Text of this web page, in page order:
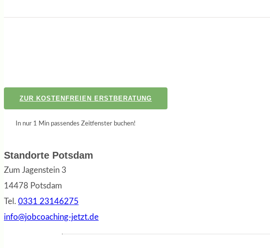
ZUR KOSTENFREIEN ERSTBERATUNG
In nur 1 Min passendes Zeitfenster buchen!
Standorte Potsdam
Zum Jagenstein 3
14478 Potsdam
Tel. 0331 23146275
info@jobcoaching-jetzt.de